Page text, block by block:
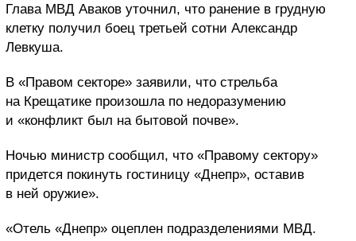
Глава МВД Аваков уточнил, что ранение в грудную
клетку получил боец третьей сотни Александр
Левкуша.
В «Правом секторе» заявили, что стрельба
на Крещатике произошла по недоразумению
и «конфликт был на бытовой почве».
Ночью министр сообщил, что «Правому сектору»
придется покинуть гостиницу «Днепр», оставив
в ней оружие».
«Отель «Днепр» оцеплен подразделениями МВД.